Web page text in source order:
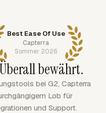
Best Ease Of Use
Capterra
Sommer 2026
bewährt.
bei G2, Capterra
Lob für
und Support.